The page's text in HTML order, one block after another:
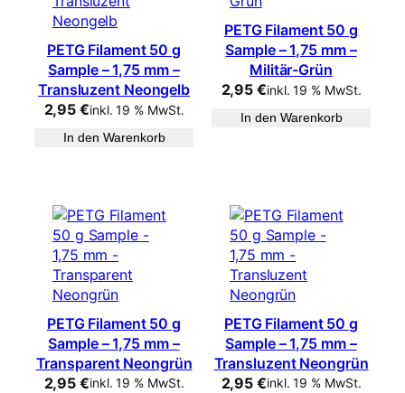
PETG Filament 50 g
Sample – 1,75 mm –
Transluzent Neongelb
2,95€inkl. 19 % MwSt.
In den Warenkorb
PETG Filament 50 g
Sample – 1,75 mm –
Militär-Grün
2,95€inkl. 19 % MwSt.
In den Warenkorb
PETG Filament 50 g
Sample – 1,75 mm –
Transparent Neongrün
2,95€inkl. 19 % MwSt.
PETG Filament 50 g
Sample – 1,75 mm –
Transluzent Neongrün
2,95€inkl. 19 % MwSt.